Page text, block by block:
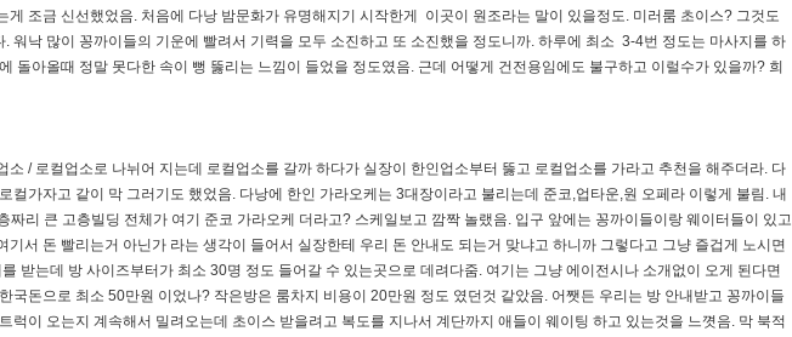
게 조금 신선했었음. 처음에 다낭 밤문화가 유명해지기 시작한게 이곳이 원조라는 말이 있을정도. 미러룸 초이스? 그것도
워낙 많이 꽁까이들의 기운에 빨려서 기력을 모두 소진하고 또 소진했을 정도니까. 하루에 최소 3-4번 정도는 마사지를 하
돌아올때 정말 못다한 속이 뻥 뚫리는 느낌이 들었을 정도였음. 근데 어떻게 건전용임에도 불구하고 이럴수가 있을까? 희
소 / 로컬업소로 나뉘어 지는데 로컬업소를 갈까 하다가 실장이 한인업소부터 뚫고 로컬업소를 가라고 추천을 해주더라. 다
컬가자고 같이 막 그러기도 했었음. 다낭에 한인 가라오케는 3대장이라고 불리는데 준코,업타운,원 오페라 이렇게 불림. 내
짜리 큰 고층빌딩 전체가 여기 준코 가라오케 더라고? 스케일보고 깜짝 놀랬음. 입구 앞에는 꽁까이들이랑 웨이터들이 있고
기서 돈 빨리는거 아닌가 라는 생각이 들어서 실장한테 우리 돈 안내도 되는거 맞냐고 하니까 그렇다고 그냥 즐겁게 노시면
받는데 방 사이즈부터가 최소 30명 정도 들어갈 수 있는곳으로 데려다줌. 여기는 그냥 에이전시나 소개없이 오게 된다면
국돈으로 최소 50만원 이었나? 작은방은 룸차지 비용이 20만원 정도 였던것 같았음. 어쨋든 우리는 방 안내받고 꽁까이들
럭이 오는지 계속해서 밀려오는데 초이스 받을려고 복도를 지나서 계단까지 애들이 웨이팅 하고 있는것을 느꼇음. 막 북적